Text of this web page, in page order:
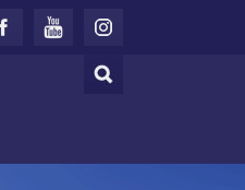
Rechercher